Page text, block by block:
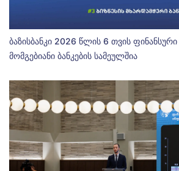
ბაზისბანკი 2026 წლის 6 თვის
მომგებიანი ბანკების სამეულშია